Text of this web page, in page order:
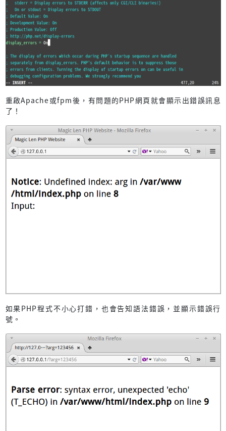
重啟Apache或fpm後，有問題的PHP網頁就會顯示出錯誤訊息
了！
如果PHP程式不小心打錯，也會告知語法錯誤，並顯示錯誤行
號。